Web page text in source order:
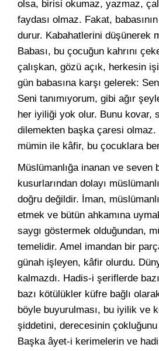
olsa, birisi okumaz, yazmaz,
faydası olmaz. Fakat,
durur. Kabahatlerini düşünerek
Babası, bu çocuğun kahrını
çalışkan, gözü açık, herkesin
gün babasına karşı gelerek:
Seni tanımıyorum, gibi ağır
her iyiliği yok olur. Bunu kovar,
dilemekten başka çaresi olmaz.
mümin ile kâfir, bu çocuklara
Müslümanlığa inanan ve seven
kusurlarından dolayı
doğru değildir. İman,
etmek ve bütün ahkamına
saygı göstermek olduğundan,
temelidir. Amel imandan bir
günah işleyen, kâfir olurdu.
kalmazdı. Hadis-i şeriflerde
bazı kötülükler küfre bağlı
böyle buyurulması, bu iyilik ve
şiddetini, derecesinin
Başka âyet-i kerimelerin ve